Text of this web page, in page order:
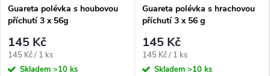
Guareta polévka s houbovou
příchutí 3 x 56g
145 Kč
Měrná
cena:
145 Kč / 1 ks
Skladem >10 ks
Guareta polévka s hrachovou
příchutí 3 x 56 g
145 Kč
Měrná
cena:
145 Kč / 1 ks
Skladem >10 ks